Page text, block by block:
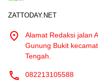
ZATTODAY.NET
Alamat Redaksi jalan
Gunung Bukit
Tengah.
082213105588